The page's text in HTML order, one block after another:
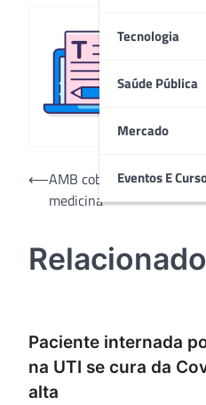
Tecnologia
Saúde Pública
Mercado
Eventos E
Redação
Navegação
⟵AMB cobra do governo
medicina
Paciente internada
na UTI se cura da
alta